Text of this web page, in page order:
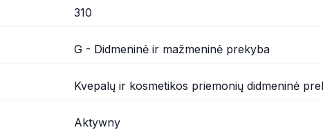
310
G - Didmeninė ir mažmeninė prekyba
Kvepalų ir kosmetikos priemonių didmeninė
Aktywny